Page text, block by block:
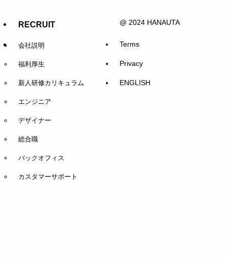
RECRUIT
会社説明
福利厚生
新人研修カリキュラム
エンジニア
デザイナー
総合職
バックオフィス
カスタマーサポート
@ 2024 HANAUTA
Terms
Privacy
ENGLISH